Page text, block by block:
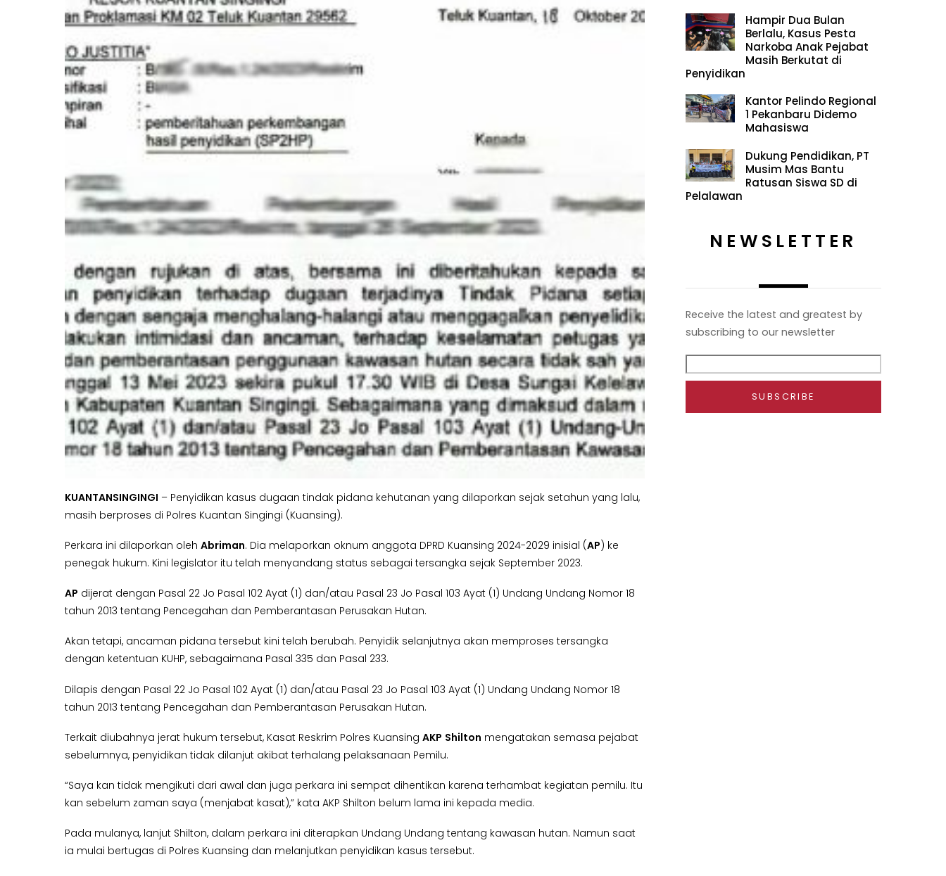
KUANTANSINGINGI – Penyidikan kasus dugaan tindak pidana kehutanan yang dilaporkan sejak setahun yang lalu,
masih berproses di Polres Kuantan Singingi (Kuansing).
Perkara ini dilaporkan oleh Abriman. Dia melaporkan oknum anggota DPRD Kuansing 2024-2029 inisial (AP) ke
penegak hukum. Kini legislator itu telah menyandang status sebagai tersangka sejak September 2023.
AP dijerat dengan Pasal 22 Jo Pasal 102 Ayat (1) dan/atau Pasal 23 Jo Pasal 103 Ayat (1) Undang Undang Nomor 18
tahun 2013 tentang Pencegahan dan Pemberantasan Perusakan Hutan.
Akan tetapi, ancaman pidana tersebut kini telah berubah. Penyidik selanjutnya akan memproses tersangka
dengan ketentuan KUHP, sebagaimana Pasal 335 dan Pasal 233.
Dilapis dengan Pasal 22 Jo Pasal 102 Ayat (1) dan/atau Pasal 23 Jo Pasal 103 Ayat (1) Undang Undang Nomor 18
tahun 2013 tentang Pencegahan dan Pemberantasan Perusakan Hutan.
Terkait diubahnya jerat hukum tersebut, Kasat Reskrim Polres Kuansing AKP Shilton mengatakan semasa pejabat
sebelumnya, penyidikan tidak dilanjut akibat terhalang pelaksanaan Pemilu.
“Saya kan tidak mengikuti dari awal dan juga perkara ini sempat dihentikan karena terhambat kegiatan pemilu. Itu
kan sebelum zaman saya (menjabat kasat),” kata AKP Shilton belum lama ini kepada media.
Pada mulanya, lanjut Shilton, dalam perkara ini diterapkan Undang Undang tentang kawasan hutan. Namun saat
ia mulai bertugas di Polres Kuansing dan melanjutkan penyidikan kasus tersebut.
Hampir Dua Bulan
Berlalu, Kasus Pesta
Narkoba Anak Pejabat
Masih Berkutat di
Penyidikan
Kantor Pelindo Regional
1 Pekanbaru Didemo
Mahasiswa
Dukung Pendidikan, PT
Musim Mas Bantu
Ratusan Siswa SD di
Pelalawan
NEWSLETTER
Receive the latest and greatest by
subscribing to our newsletter